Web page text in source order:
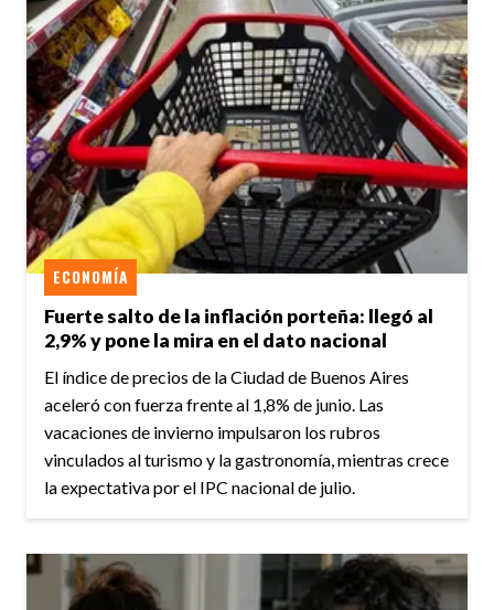
Fuerte salto de la inflación porteña: llegó al
2,9% y pone la mira en el dato nacional
ECONOMÍA
El índice de precios de la Ciudad de Buenos Aires
aceleró con fuerza frente al 1,8% de junio. Las
vacaciones de invierno impulsaron los rubros
vinculados al turismo y la gastronomía, mientras crece
la expectativa por el IPC nacional de julio.